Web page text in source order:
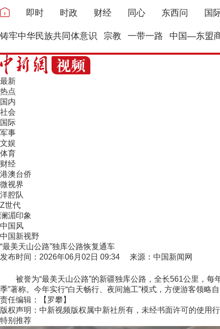
即时 时政 财经 同心 东西问 国
铸牢中华民族共同体意识 宗教 一带一路 中国—东盟
最新
热点
国内
社会
国际
军事
文娱
体育
财经
港澳台侨
微视界
洋腔队
Z世代
澜湄印象
中国风
中国新视野
“最美天山公路”独库公路恢复通车
发布时间：2026年06月02日 09:34 来源：中国新闻网
被誉为“最美天山公路”的新疆独库公路，全长561公里，每
季”著称。今年实行“白天畅行、夜间施工”模式，方便游客领略
责任编辑：【罗攀】
版权声明：中新视频版权属中新社所有，未经书面许可的使用
特别推荐